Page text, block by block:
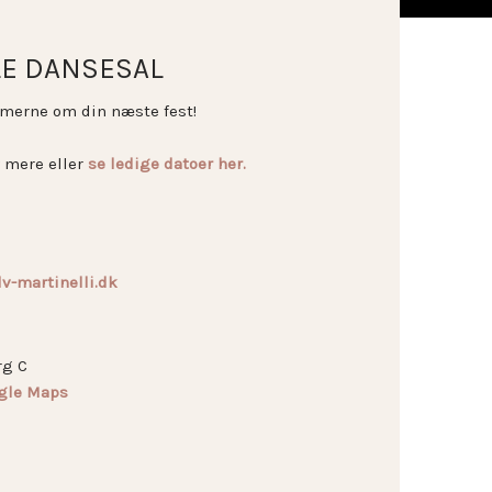
DANSESAL
om din næste fest!
mere eller se ledige datoer her.
martinelli.dk
C
Maps​